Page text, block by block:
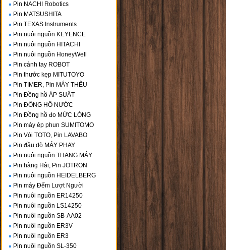
Pin NACHI Robotics
Pin MATSUSHITA
Pin TEXAS Instruments
Pin nuôi nguồn KEYENCE
Pin nuôi nguồn HITACHI
Pin nuôi nguồn HoneyWell
Pin cánh tay ROBOT
Pin thước kẹp MITUTOYO
Pin TIMER, Pin MÁY THÊU
Pin Đồng hồ ÁP SUẤT
Pin ĐỒNG HỒ NƯỚC
Pin Đồng hồ đo MỨC LỎNG
Pin máy ép phun SUMITOMO
Pin Vòi TOTO, Pin LAVABO
Pin đầu dò MÁY PHAY
Pin nuôi nguồn THANG MÁY
Pin hàng Hải, Pin JOTRON
Pin nuôi nguồn HEIDELBERG
Pin máy Đếm Lượt Người
Pin nuôi nguồn ER14250
Pin nuôi nguồn LS14250
Pin nuôi nguồn SB-AA02
Pin nuôi nguồn ER3V
Pin nuôi nguồn ER3
Pin nuôi nguồn SL-350